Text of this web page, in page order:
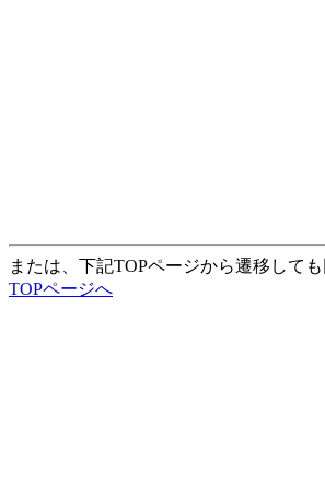
または、下記TOPページから遷移して
TOPページへ